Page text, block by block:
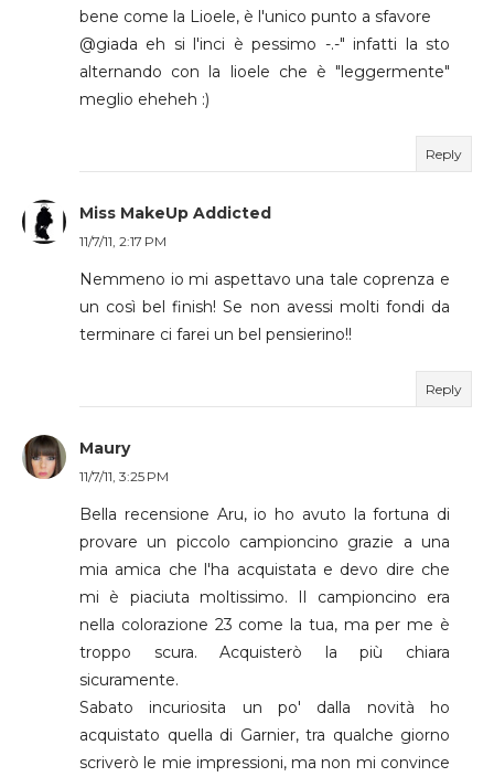
bene come la Lioele, è l'unico punto a sfavore
@giada eh si l'inci è pessimo -.-" infatti la sto
alternando con la lioele che è "leggermente"
meglio eheheh :)
Reply
Miss MakeUp Addicted
11/7/11, 2:17 PM
Nemmeno io mi aspettavo una tale coprenza e
un così bel finish! Se non avessi molti fondi da
terminare ci farei un bel pensierino!!
Reply
Maury
11/7/11, 3:25 PM
Bella recensione Aru, io ho avuto la fortuna di
provare un piccolo campioncino grazie a una
mia amica che l'ha acquistata e devo dire che
mi è piaciuta moltissimo. Il campioncino era
nella colorazione 23 come la tua, ma per me è
troppo scura. Acquisterò la più chiara
sicuramente.
Sabato incuriosita un po' dalla novità ho
acquistato quella di Garnier, tra qualche giorno
scriverò le mie impressioni, ma non mi convince